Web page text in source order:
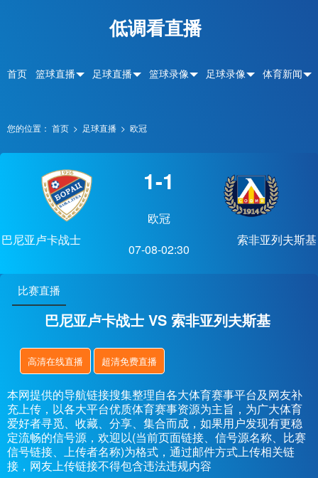
低调看直播
首页 篮球直播 足球直播 篮球录像 足球录像 体育新闻
您的位置： 首页 > 足球直播 > 欧冠
巴尼亚卢卡战士
1-1
欧冠
07-08-02:30
索非亚列夫斯基
比赛直播
巴尼亚卢卡战士 VS 索非亚列夫斯基
高清在线直播 超清免费直播
本网提供的导航链接搜集整理自各大体育赛事平台及网友补
充上传，以各大平台优质体育赛事资源为主旨，为广大体育
爱好者寻觅、收藏、分享、集合而成，如果用户发现有更稳
定流畅的信号源，欢迎以(当前页面链接、信号源名称、比赛
信号链接、上传者名称)为格式，通过邮件方式上传相关链
接，网友上传链接不得包含违法违规内容